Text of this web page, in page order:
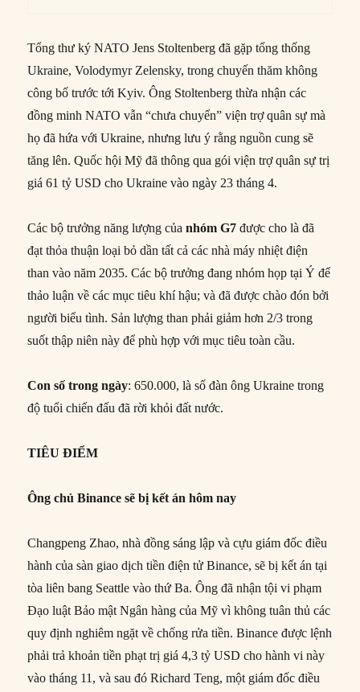
Tổng thư ký NATO Jens Stoltenberg đã gặp tổng thống
Ukraine, Volodymyr Zelensky, trong chuyến thăm không
công bố trước tới Kyiv. Ông Stoltenberg thừa nhận các
đồng minh NATO vẫn “chưa chuyển” viện trợ quân sự mà
họ đã hứa với Ukraine, nhưng lưu ý rằng nguồn cung sẽ
tăng lên. Quốc hội Mỹ đã thông qua gói viện trợ quân sự trị
giá 61 tỷ USD cho Ukraine vào ngày 23 tháng 4.
Các bộ trưởng năng lượng củanhómG7 được cho là đã
đạt thỏa thuận loại bỏ dần tất cả các nhà máy nhiệt điện
than vào năm 2035. Các bộ trưởng đang nhóm họp tại Ý để
thảo luận về các mục tiêu khí hậu; và đã được chào đón bởi
người biểu tình. Sản lượng than phải giảm hơn 2/3 trong
suốt thập niên này để phù hợp với mục tiêu toàn cầu.
Con số trong ngày: 650.000, là số đàn ông Ukraine trong
độ tuổi chiến đấu đã rời khỏi đất nước.
TIÊU ĐIỂM
Ông chủ Binance sẽ bị kết án hôm nay
Changpeng Zhao, nhà đồng sáng lập và cựu giám đốc điều
hành của sàn giao dịch tiền điện tử Binance, sẽ bị kết án tại
tòa liên bang Seattle vào thứ Ba. Ông đã nhận tội vi phạm
Đạo luật Bảo mật Ngân hàng của Mỹ vì không tuân thủ các
quy định nghiêm ngặt về chống rửa tiền. Binance được lệnh
phải trả khoản tiền phạt trị giá 4,3 tỷ USD cho hành vi này
vào tháng 11, và sau đó Richard Teng, một giám đốc điều